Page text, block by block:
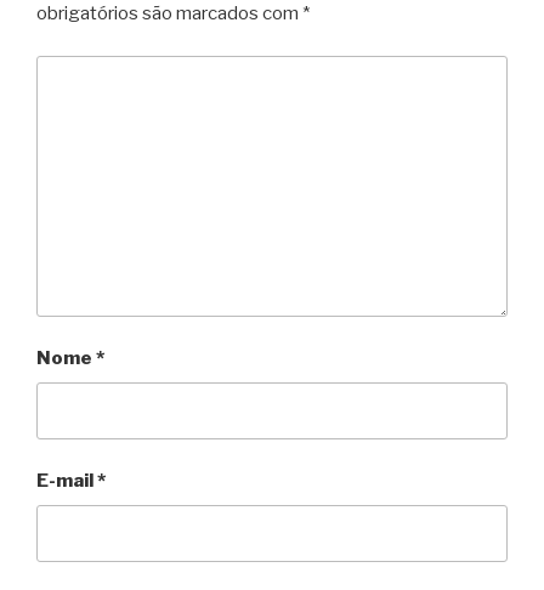
obrigatórios são marcados com *
Nome *
E-mail*